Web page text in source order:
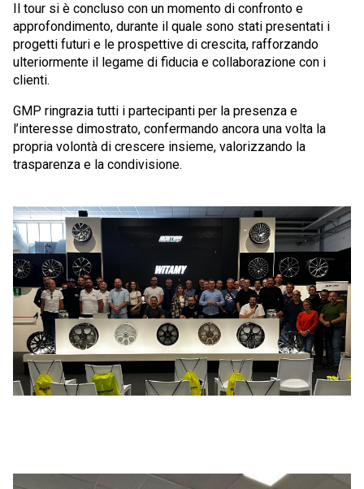
Il tour si è concluso con un momento di confronto e
approfondimento, durante il quale sono stati presentati i
progetti futuri e le prospettive di crescita, rafforzando
ulteriormente il legame di fiducia e collaborazione con i
clienti.
GMP ringrazia tutti i partecipanti per la presenza e
l’interesse dimostrato, confermando ancora una volta la
propria volontà di crescere insieme, valorizzando la
trasparenza e la condivisione.